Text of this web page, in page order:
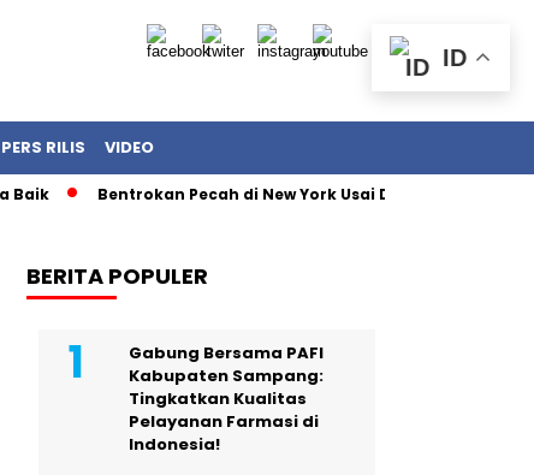
PERS RILIS VIDEO
Bentrokan Pecah di New York Usai Demonstrasi Tolak
BERITA POPULER
Gabung Bersama PAFI
Kabupaten Sampang:
Tingkatkan Kualitas
Pelayanan Farmasi di
Indonesia!
ID